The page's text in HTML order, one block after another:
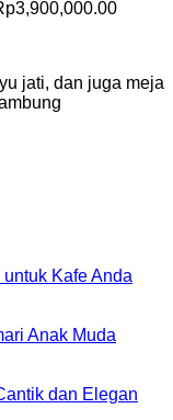
3,900,000.00
jati, dan juga meja
Kafe Anda
Anak Muda
dan Elegan